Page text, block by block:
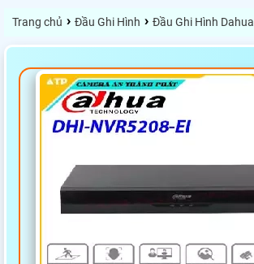
Trang chủ › Đầu Ghi Hình › Đầu Ghi Hình Dahua